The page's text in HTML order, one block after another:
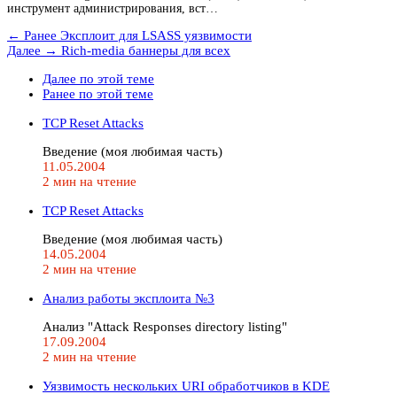
инструмент администрирования, вст…
← Ранее Эксплоит для LSASS уязвимости
Далее → Rich-media баннеры для всех
Далее по этой теме
Ранее по этой теме
TCP Reset Attacks
Введение (моя любимая часть)
11.05.2004
2 мин на чтение
TCP Reset Attacks
Введение (моя любимая часть)
14.05.2004
2 мин на чтение
Анализ работы эксплоита №3
Анализ "Attack Responses directory listing"
17.09.2004
2 мин на чтение
Уязвимость нескольких URI обработчиков в KDE